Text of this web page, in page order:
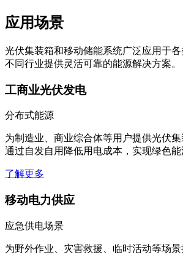
应用场景
光伏集装箱和移动储能系统广泛应用于
不同行业提供灵活可靠的能源解决方案。
工商业光伏发电
分布式能源
为制造业、商业综合体等用户提供光伏集
通过自发自用降低用电成本，实现绿色能
了解更多
移动电力供应
应急供电场景
为野外作业、灾害救援、临时活动等场